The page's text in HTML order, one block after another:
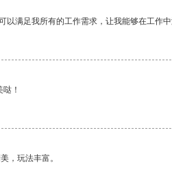
以满足我所有的工作需求，让我能够在工作中
！
，玩法丰富。